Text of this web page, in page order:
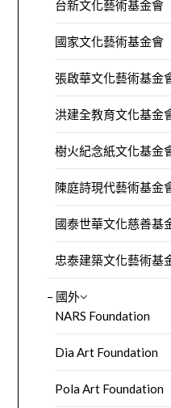
台新文化藝術基金會
國家文化藝術基金會
張啟華文化藝術基金
洪建全教育文化基金
樹火紀念紙文化基金
陳庭詩現代藝術基金
國泰世華文化慈善基
忠泰建築文化藝術基
– 國外
NARS Foundation
Dia Art Foundation
Pola Art Foundation